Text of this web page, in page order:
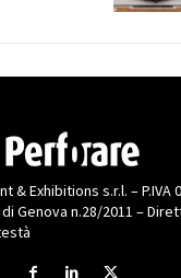
& Exhibitions s.r.l. – P.IVA
Genova n.28/2011 –